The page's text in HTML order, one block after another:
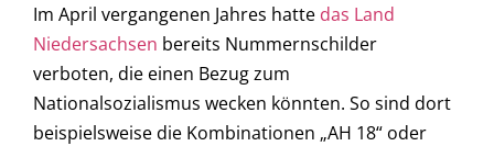
Im April vergangenen Jahres hatte das Land
Niedersachsen bereits Nummernschilder
verboten, die einen Bezug zum
Nationalsozialismus wecken könnten. So sind dort
beispielsweise die Kombinationen „AH 18“ oder